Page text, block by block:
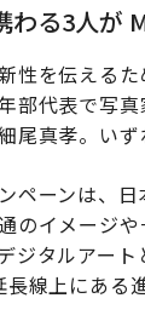
わる3人が
性を伝える
年部代表で写
尾真孝。い
ペーンは、
のイメージ
ジタルアー
長線上にある